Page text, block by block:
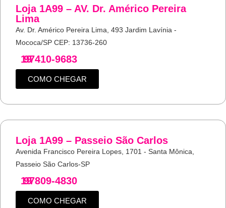
Loja 1A99 – AV. Dr. Américo Pereira
Lima
Av. Dr. Américo Pereira Lima, 493 Jardim Lavínia -
Mococa/SP CEP: 13736-260
19
97410-9683
COMO CHEGAR
Loja 1A99 – Passeio São Carlos
Avenida Francisco Pereira Lopes, 1701 - Santa Mônica,
Passeio São Carlos-SP
19
97809-4830
COMO CHEGAR